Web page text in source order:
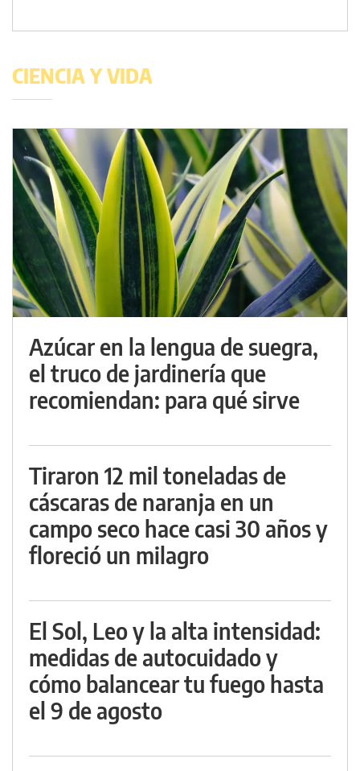
CIENCIA Y VIDA
Azúcar en la lengua de suegra,
el truco de jardinería que
recomiendan: para qué sirve
Tiraron 12 mil toneladas de
cáscaras de naranja en un
campo seco hace casi 30 años y
floreció un milagro
El Sol, Leo y la alta intensidad:
medidas de autocuidado y
cómo balancear tu fuego hasta
el 9 de agosto